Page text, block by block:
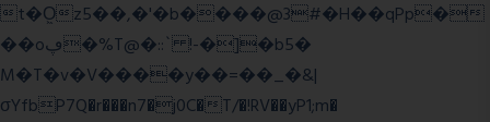
t�O͖z5��,�'�b����@3#�H��qPp�
��oڥ�%T@�::` !-�]�b5�
M�T�v�V����y��=��_�&|
σYfbP7Q�r���n7�j0C�T/�!RV��yP1;m�